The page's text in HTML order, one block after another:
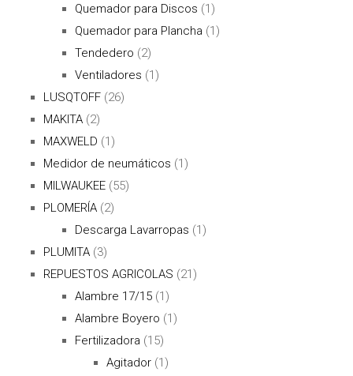
Quemador para Discos (1)
Quemador para Plancha (1)
Tendedero (2)
Ventiladores (1)
LUSQTOFF (26)
MAKITA (2)
MAXWELD (1)
Medidor de neumáticos (1)
MILWAUKEE (55)
PLOMERÍA (2)
Descarga Lavarropas (1)
PLUMITA (3)
REPUESTOS AGRICOLAS (21)
Alambre 17/15 (1)
Alambre Boyero (1)
Fertilizadora (15)
Agitador (1)